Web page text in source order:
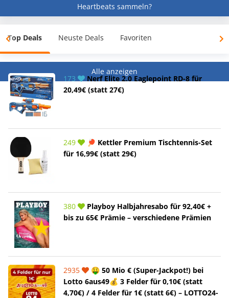
Heartbeats sammeln?
Top Deals Neuste Deals Favoriten
Alle anzeigen
173
Nerf Elite 2.0 Eaglepoint RD-8 für
20,49€ (statt 27€)
249
🏓 Kettler Premium Tischtennis-Set
für 16,99€ (statt 29€)
380
Playboy Halbjahresabo für 92,40€ +
bis zu 65€ Prämie – verschiedene Prämien
2935
🤑 50 Mio € (Super-Jackpot!) bei
Lotto 6aus49💰 3 Felder für 0,10€ (statt
4,70€) / 4 Felder für 1€ (statt 6€) – LOTTO24-